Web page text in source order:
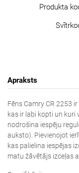
Produkta
Apraksts
Fēns Camry CR 2253
kas ir labi kopti un kuri
nodrošina iespēju
auksto). Pievienojot
kas palielina iespējas
matu žāvētājs izceļas